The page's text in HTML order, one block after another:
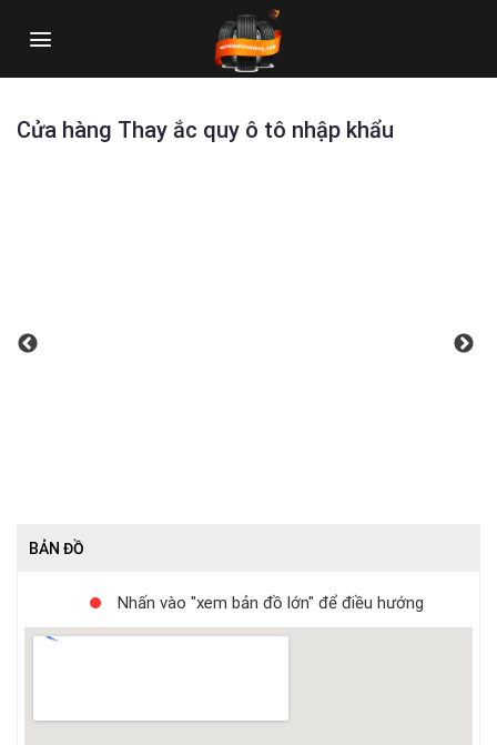
Cửa hàng Thay ắc quy ô tô nhập khẩu
BẢN ĐỒ
Nhấn vào "xem bản đồ lớn" để điều hướng